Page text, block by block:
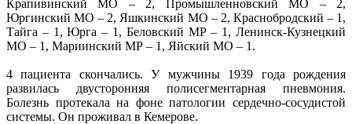
Крапивинский МО – 2, Промышленновский МО – 2,
Юргинский МО – 2, Яшкинский МО – 2, Краснобродский – 1,
Тайга – 1, Юрга – 1, Беловский МР – 1, Ленинск-Кузнецкий
МО – 1, Мариинский МР – 1, Яйский МО – 1.
4 пациента скончались. У мужчины 1939 года рождения
развилась двусторонняя полисегментарная пневмония.
Болезнь протекала на фоне патологии сердечно-сосудистой
системы. Он проживал в Кемерове.